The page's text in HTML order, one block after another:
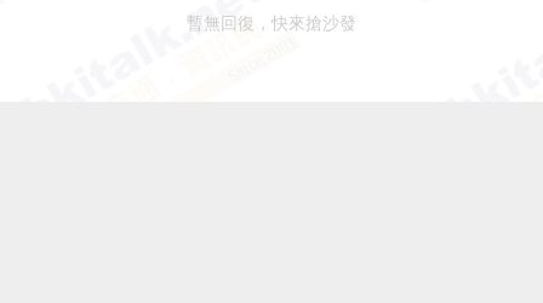
暫無回復，快來搶沙發